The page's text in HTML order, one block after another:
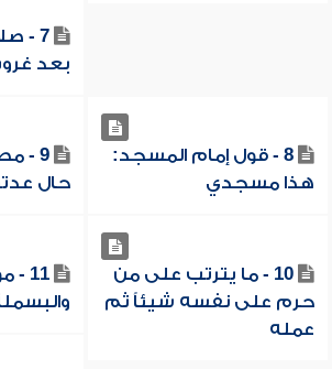
7 -
بعد
8 - قول إمام المسجد:
هذا مسجدي
9 -
حال
10 - ما يترتب على من
حرم على نفسه شيئاً ثم
عمله
11